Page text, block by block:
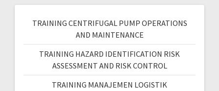
TRAINING CENTRIFUGAL PUMP OPERATIONS
AND MAINTENANCE
TRAINING HAZARD IDENTIFICATION RISK
ASSESSMENT AND RISK CONTROL
TRAINING MANAJEMEN LOGISTIK